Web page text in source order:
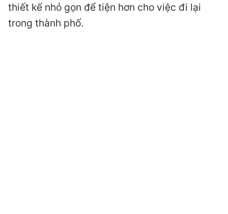
thiết kế nhỏ gọn để tiện hơn cho việc đi lại
trong thành phố.